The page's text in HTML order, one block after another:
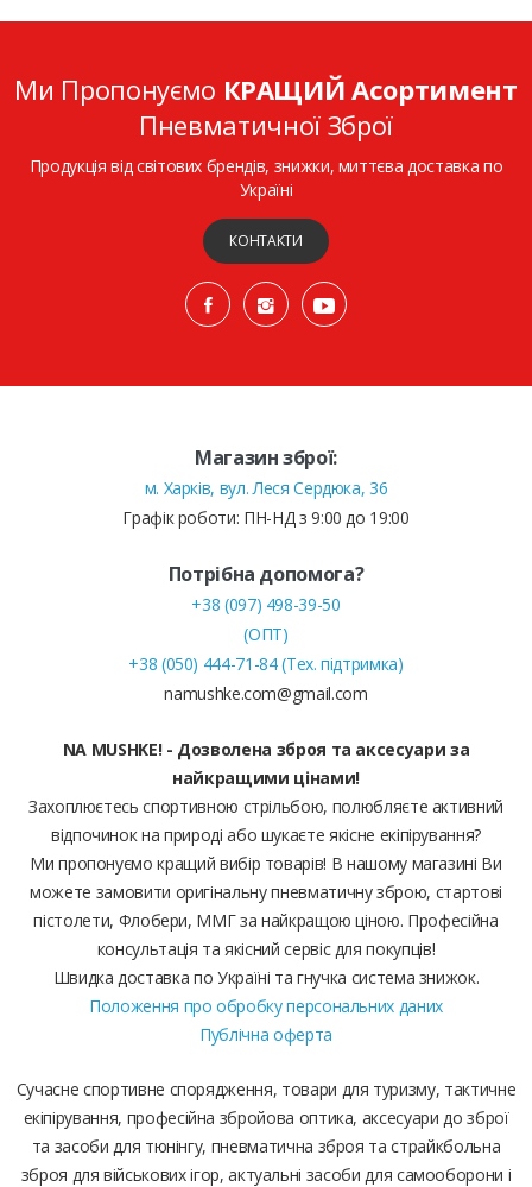
Ми Пропонуємо КРАЩИЙ Асортимент
Пневматичної Зброї
Продукція від світових брендів, знижки, миттєва доставка по
Україні
КОНТАКТИ
Магазин зброї:
м. Харків, вул. Леся Сердюка, 36
Графік роботи: ПН-НД з 9:00 до 19:00
Потрібна допомога?
+38 (097) 498-39-50
(ОПТ)
+38 (050) 444-71-84 (Тех. підтримка)
namushke.com@gmail.com
NA MUSHKE! - Дозволена зброя та аксесуари за
найкращими цінами!
Захоплюєтесь спортивною стрільбою, полюбляєте активний
відпочинок на природі або шукаєте якісне екіпірування?
Ми пропонуємо кращий вибір товарів! В нашому магазині Ви
можете замовити оригінальну пневматичну зброю, стартові
пістолети, Флобери, ММГ за найкращою ціною. Професійна
консультація та якісний сервіс для покупців!
Швидка доставка по Україні та гнучка система знижок.
Положення про обробку персональних даних
Публічна оферта
Сучасне спортивне спорядження, товари для туризму, тактичне
екіпірування, професійна збройова оптика, аксесуари до зброї
та засоби для тюнінгу, пневматична зброя та страйкбольна
зброя для військових ігор, актуальні засоби для самооборони і